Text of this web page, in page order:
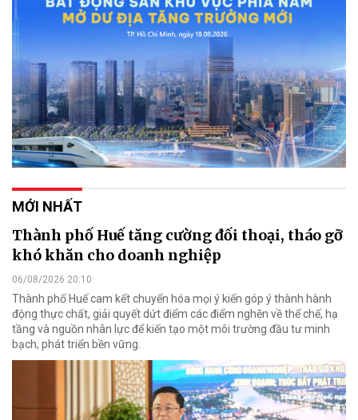
MỚI NHẤT
Thành phố Huế tăng cường đối thoại, tháo gỡ
khó khăn cho doanh nghiệp
06/08/2026 20:10
Thành phố Huế cam kết chuyển hóa mọi ý kiến góp ý thành hành
động thực chất, giải quyết dứt điểm các điểm nghẽn về thể chế, hạ
tầng và nguồn nhân lực để kiến tạo một môi trường đầu tư minh
bạch, phát triển bền vững.